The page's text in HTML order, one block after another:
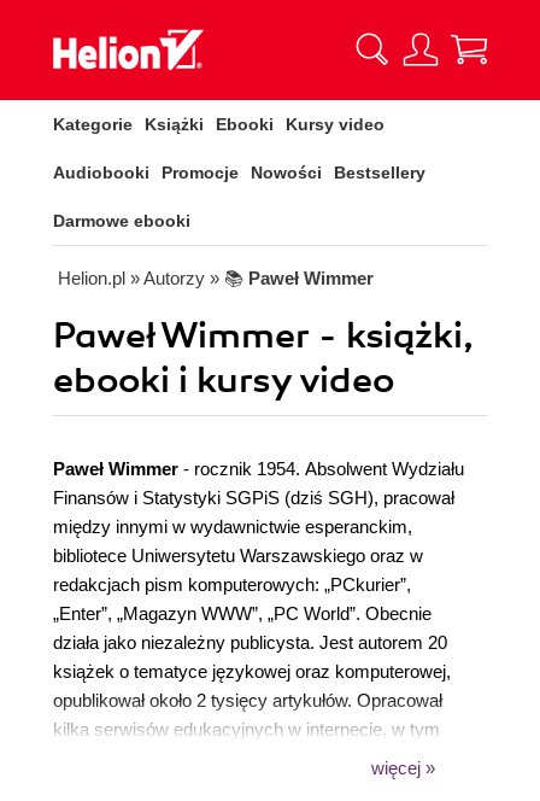
Kategorie Książki Ebooki Kursy video
Audiobooki Promocje Nowości Bestsellery
Darmowe ebooki
Helion.pl » Autorzy » 📚 Paweł Wimmer
Paweł Wimmer - książki,
ebooki i kursy video
Paweł Wimmer - rocznik 1954. Absolwent Wydziału
Finansów i Statystyki SGPiS (dziś SGH), pracował
między innymi w wydawnictwie esperanckim,
bibliotece Uniwersytetu Warszawskiego oraz w
redakcjach pism komputerowych: „PCkurier”,
„Enter”, „Magazyn WWW”, „PC World”. Obecnie
działa jako niezależny publicysta. Jest autorem 20
książek o tematyce językowej oraz komputerowej,
opublikował około 2 tysięcy artykułów. Opracował
kilka serwisów edukacyjnych w internecie, w tym
najbardziej popularny Kurs języka HTML. Poradnik
więcej »